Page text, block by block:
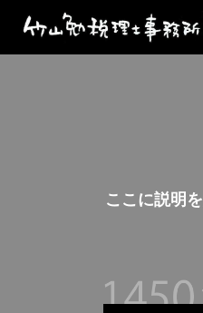
こ こ に説明 を